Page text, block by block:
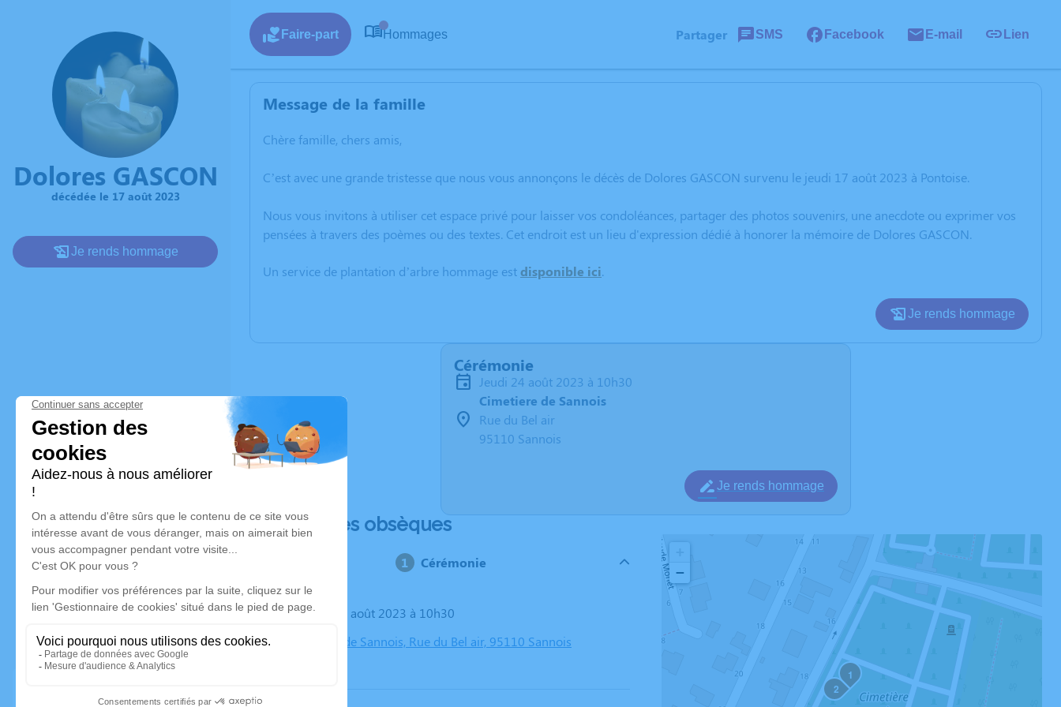
Dolores GASCON
décédée le 17 août 2023
Je rends hommage
Faire-part Hommages Partager SMS Facebook E-mail Lien
Message de la famille
Chère famille, chers amis,
C’est avec une grande tristesse que nous vous annonçons le décès de Dolores GASCON survenu le jeudi 17 août 2023 à Pontoise.
Nous vous invitons à utiliser cet espace privé pour laisser vos condoléances, partager des photos souvenirs, une anecdote ou exprimer vos
pensées à travers des poèmes ou des textes. Cet endroit est un lieu d'expression dédié à honorer la mémoire de Dolores GASCON.
Un service de plantation d’arbre hommage estdisponible ici.
Je rends hommage
Cérémonie
jeudi 24 août 2023 à 10h30
Cimetiere de Sannois
Rue du Bel air
95110 Sannois
Je rends hommage
Déroulé des obsèques
Cérémonie
Le jeudi 24 août 2023 à 10h30
Cimetiere de Sannois, Rue du Bel air, 95110 Sannois
1
2
−